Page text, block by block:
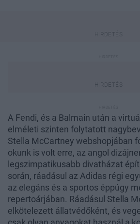
A Fendi, és a Balmain után a
elméleti szinten folytatott
Stella McCartney webshopjában
okunk is volt erre, az angol
legszimpatikusabb divatházat
során, ráadásul az Adidas régi
az elegáns és a sportos éppúgy
repertoárjában. Ráadásul Stella
elkötelezett állatvédőként, és